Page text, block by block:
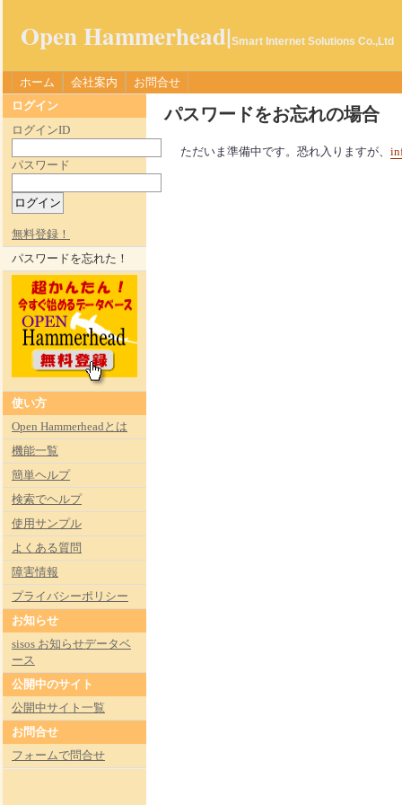
Open Hammerhead|Smart Internet Solutions Co.,Ltd
ホーム 会社案内 お問合せ
パスワードをお忘れの場合
ただいま準備中です。恐れ入りますが、
ログイン
ログインID
パスワード
無料登録！
パスワードを忘れた！
使い方
Open Hammerheadとは
機能一覧
簡単ヘルプ
検索でヘルプ
使用サンプル
よくある質問
障害情報
プライバシーポリシー
お知らせ
sisos お知らせデータベ
ース
公開中のサイト
公開中サイト一覧
お問合せ
フォームで問合せ